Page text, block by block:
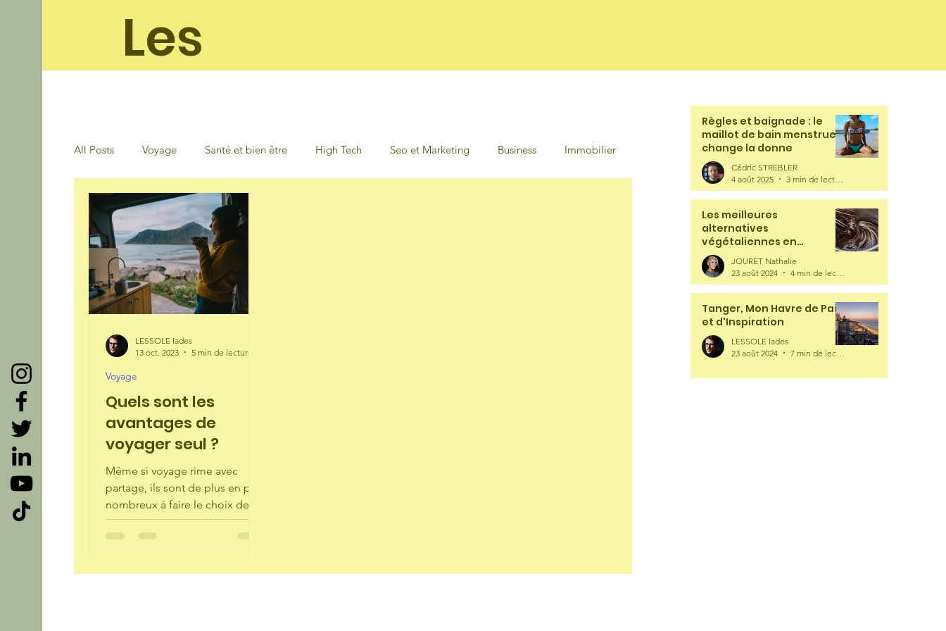
Les
All Posts Voyage Santé et bien être High Tech Seo et Marketing Business Immobilier
Auto Moto Mode Loisirs
Quels sont les
avantages de
voyager seul ?
Même si voyage rime avec
partage, ils sont de plus en plus
nombreux à faire le choix de
voyager seul. Courageux ou
Voyage
LESSOLE Iades
13 oct. 2023
5 min de lecture
Règles et baignade : le
maillot de bain menstruel
change la donne
Cédric STREBLER
4 août 2025
Les meilleures
alternatives
végétaliennes en
chocolaterie
JOURET Nathalie
23 août 2024
Tanger, Mon Havre de Paix
et d'Inspiration
LESSOLE Iades
23 août 2024